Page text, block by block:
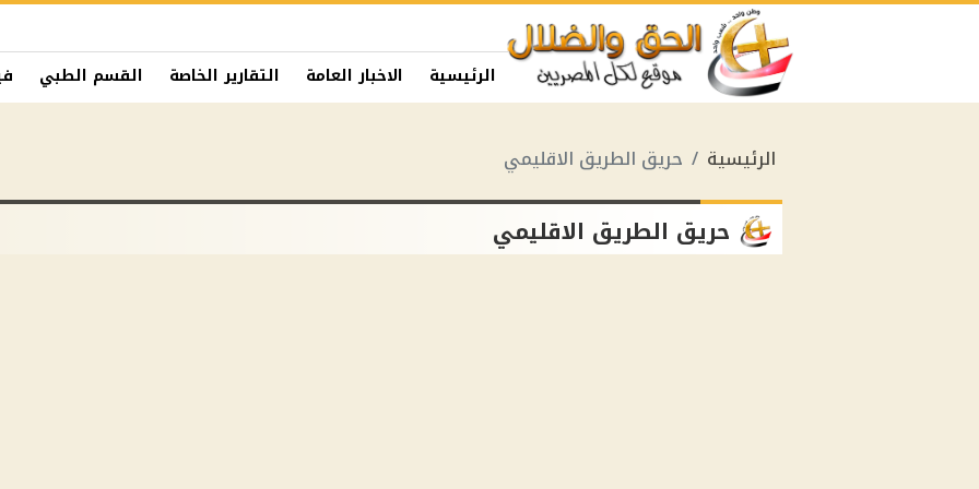
الرئيسية الاخبار العامة التقارير الخاصة القسم الطبي
الرئيسية حريق الطريق الاقليمي
حريق الطريق الاقليمي